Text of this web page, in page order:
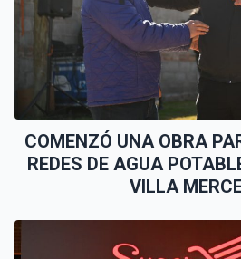
COMENZÓ UNA OBRA
REDES DE AGUA
VILLA